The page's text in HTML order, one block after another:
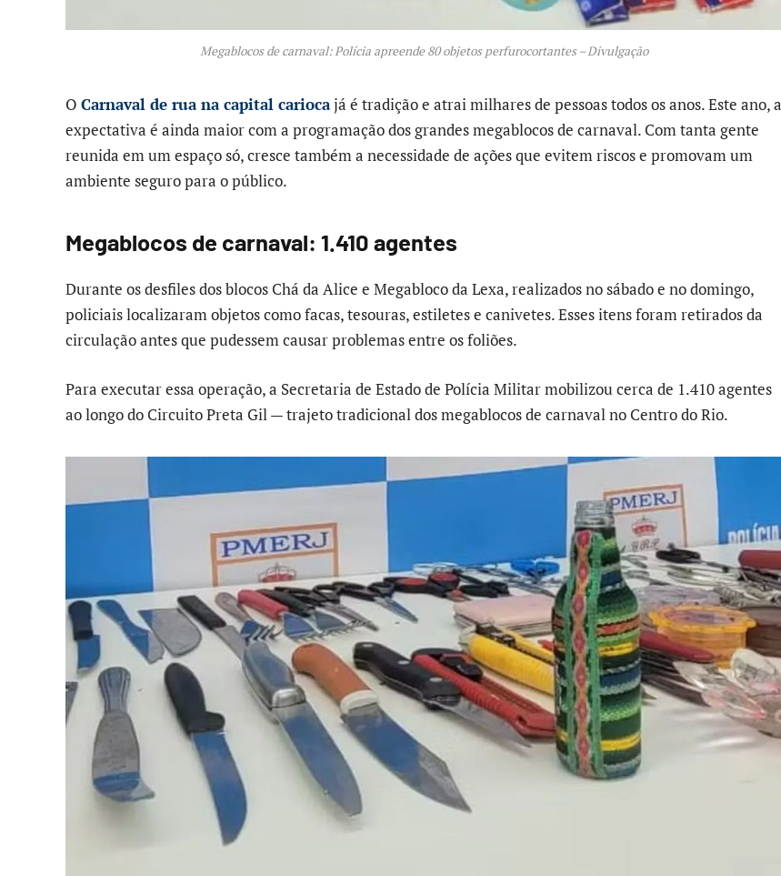
Megablocos de carnaval: Polícia apreende 80 objetos perfurocortantes – Divulgação
O Carnaval de rua na capital cariocajá é tradição e atrai milhares de pessoas todos os anos. Este ano, a
expectativa é ainda maior com a programação dos grandes megablocos de carnaval. Com tanta gente
reunida em um espaço só, cresce também a necessidade de ações que evitem riscos e promovam um
ambiente seguro para o público.
Megablocos de carnaval: 1.410 agentes
Durante os desfiles dos blocos Chá da Alice e Megabloco da Lexa, realizados no sábado e no domingo,
policiais localizaram objetos como facas, tesouras, estiletes e canivetes. Esses itens foram retirados da
circulação antes que pudessem causar problemas entre os foliões.
Para executar essa operação, a Secretaria de Estado de Polícia Militar mobilizou cerca de 1.410 agentes
ao longo do Circuito Preta Gil — trajeto tradicional dos megablocos de carnaval no Centro do Rio.